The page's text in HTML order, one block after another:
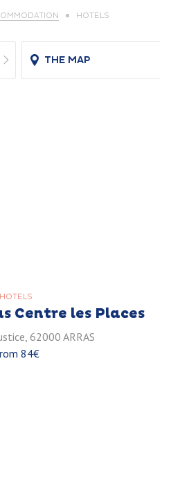
HOTELS
THE MAP
HOTELS
Centre les Places
62000 ARRAS
84€